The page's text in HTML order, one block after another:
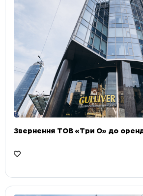
Звернення ТОВ «Три О» до